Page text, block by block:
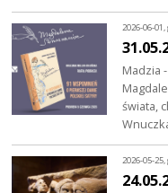
2026-06-
Madzia
świata,
2026-05-